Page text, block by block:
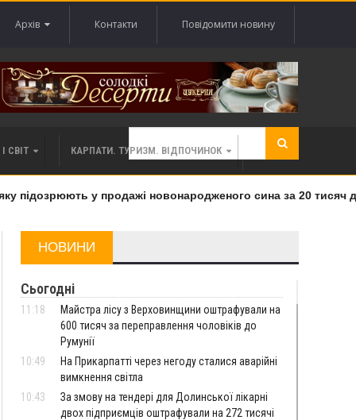
Архів Контакти Повідомити новину
СВІТ КАРПАТИ. ТУРИЗМ. ВІДПОЧИНОК
підозрюють у продажі новонародженого сина за 20 тисяч
НОВИНИ
Сьогодні
11:18
Майстра лісу з Верховинщини оштрафували на
600 тисяч за переправлення чоловіків до
Румунії
10:49
На Прикарпатті через негоду сталися аварійні
вимкнення світла
10:43
За змову на тендері для Долинської лікарні
двох підприємців оштрафували на 272 тисячі